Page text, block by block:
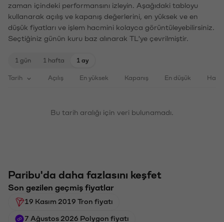
zaman içindeki performansını izleyin. Aşağıdaki tabloyu
kullanarak açılış ve kapanış değerlerini, en yüksek ve en
düşük fiyatları ve işlem hacmini kolayca görüntüleyebilirsiniz.
Seçtiğiniz günün kuru baz alınarak TL'ye çevrilmiştir.
1 gün 1 hafta 1 ay
Tarih Açılış En yüksek Kapanış En düşük
Bu tarih aralığı için veri bulunamadı.
Paribu'da daha fazlasını keşfet
Son gezilen geçmiş fiyatlar
19 Kasım 2019 Tron fiyatı
7 Ağustos 2026 Polygon fiyatı